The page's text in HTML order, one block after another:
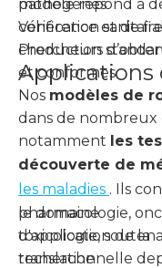
modèle répond à
cohérence et de
chercheurs
et conformes.
pathogènes
Vérification
Production
Applications
Nos modèles de
dans de nombreux
notamment les
découverte de
les maladies . Ils
pharmacologie,
toxicologie,
translationnelle
le domaine
d'application de la
recherche